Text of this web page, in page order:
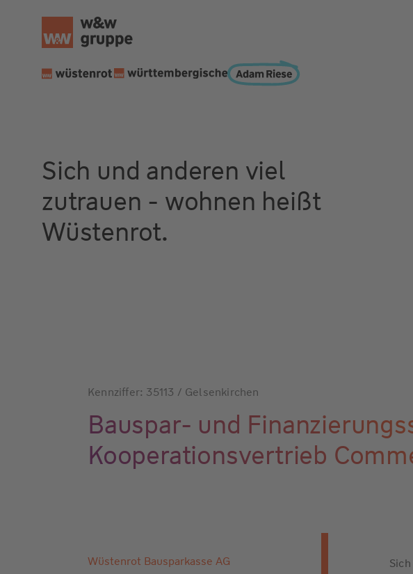
Sich und anderen viel
zutrauen - wohnen heißt
Wüstenrot.
Kennziffer: 35113 / Gelsenkirchen
Bauspar- und
Kooperationsvertrieb
Wüstenrot Bausparkasse AG